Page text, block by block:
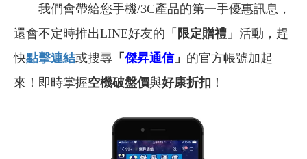
我們會帶給您手機/3C產品的第一手優惠訊息，
還會不定時推出LINE好友的「 限定贈禮 」活動，趕
快點擊連結或搜尋 「傑昇通信」 的官方帳號加起
來！即時掌握空機破盤價與好康折扣 ！